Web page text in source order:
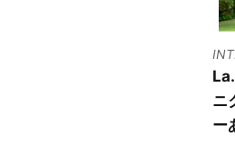
ニ
ー